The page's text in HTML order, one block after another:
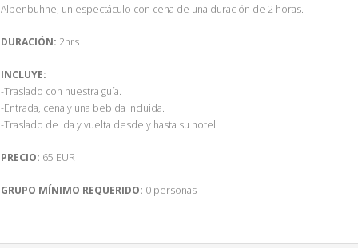
Alpenbuhne, un espectáculo con cena de una duración de 2 horas.
DURACIÓN: 2hrs
INCLUYE:
-Traslado con nuestra guía.
-Entrada, cena y una bebida incluida.
-Traslado de ida y vuelta desde y hasta su hotel.
PRECIO: 65 EUR
GRUPO MÍNIMO REQUERIDO: 0 personas